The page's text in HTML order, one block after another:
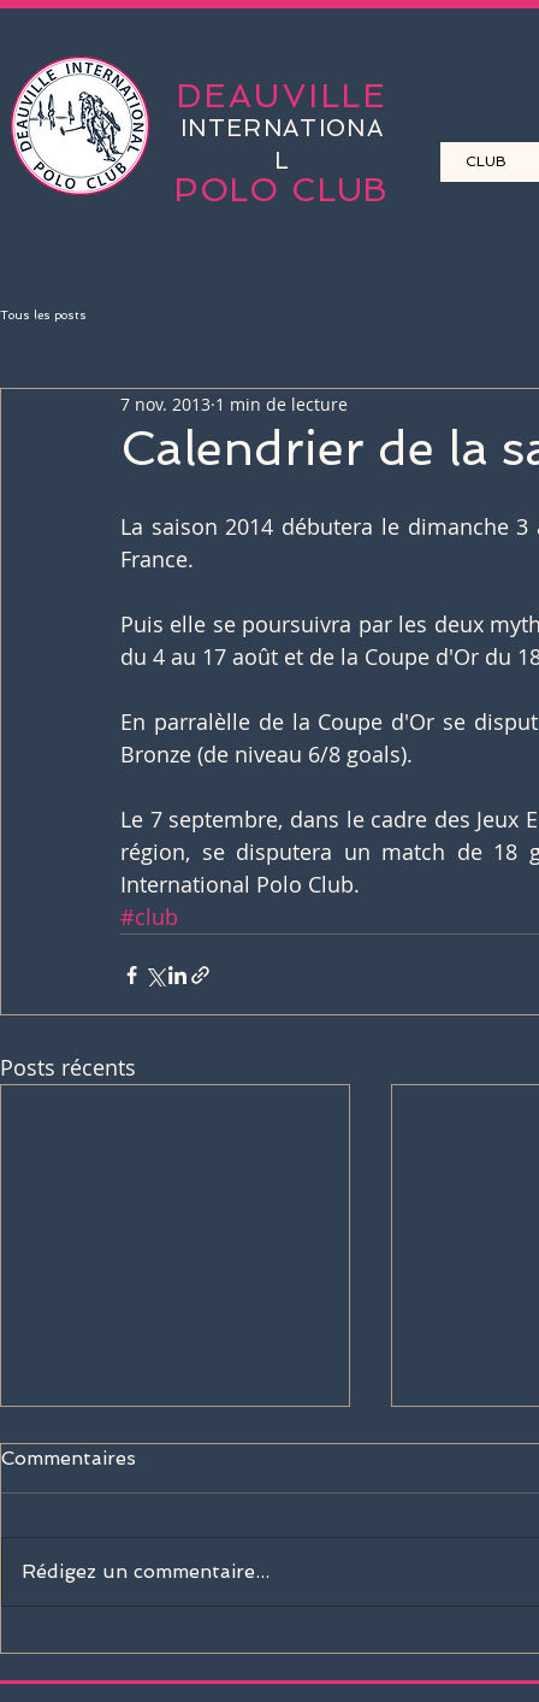
DEAUVILLE
INTERNATIONA
L
POLO CLUB
CLUB
Tous les posts
Calendrier de la
7 nov. 2013 1 min de lecture
La saison 2014 débutera le dimanche
France.
Puis elle se poursuivra par les deux
du 4 au 17 août et de la Coupe d'Or du
En parralèlle de la Coupe d'Or se
Bronze (de niveau 6/8 goals).
Le 7 septembre, dans le cadre des
région, se disputera un match de 18
International Polo Club.
#club
Posts récents
Commentaires
Rédigez un commentaire...